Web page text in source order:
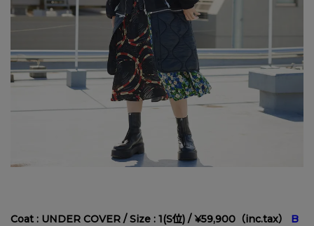
Coat : UNDER COVER / Size : 1(S位) / ¥59,900（inc.tax）
B